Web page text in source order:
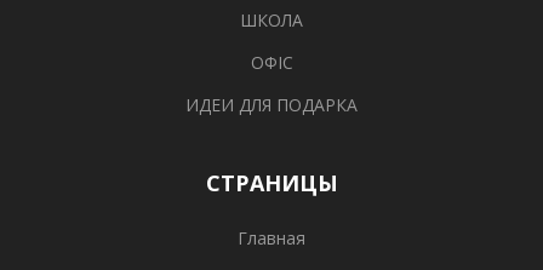
ШКОЛА
ОФІС
ИДЕИ ДЛЯ ПОДАРКА
СТРАНИЦЫ
Главная